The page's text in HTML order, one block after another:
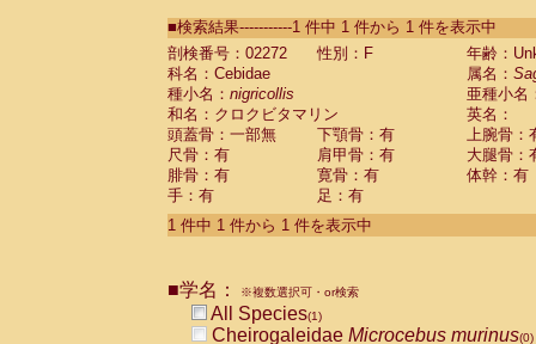
CebidaeSaguinus labiatus(0)
Cebidae Saguinus leucopus (0)
Cebidae
CebidaeSaguinus mystax
CebidaeSaguinus nigricollis (1)
Cebidae Saguinus oedipus
Cebidae Saguinus weddelli
Cebidae Saguinusspp.
Cebidae Aotus trivirgatus
Cebidae Cebus albifrons
CebidaeCebus nigrivittatus
CebidaeCebus
CebidaeSaimiri boliviensis(0)
■検索結果-----------1 件中 1 件から 1 件を表示中
剖検番号：02272
性別：F
年齢：
科名：Cebidae
属名：
種小名： nigricollis
亜種小名
和名：クロクビタマリン
英名：
頭蓋骨：一部無
下顎骨：有
上腕骨：
尺骨：有
肩甲骨：有
大腿骨：
腓骨：有
寛骨：有
体幹：有
手：有
足：有
1 件中 1 件から 1 件を表示中
■学名： ※複数選択可・or検索
All Species(1)
Cheirogaleidae Microcebus murinus(0)